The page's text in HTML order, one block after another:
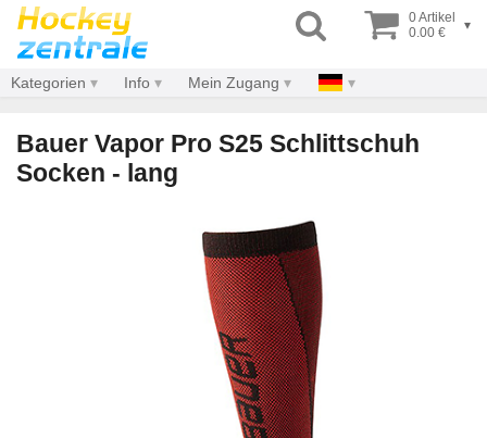
0 Artikel
0.00 €
▾
Kategorien Info Mein Zugang
Bauer Vapor Pro S25 Schlittschuh
Socken - lang